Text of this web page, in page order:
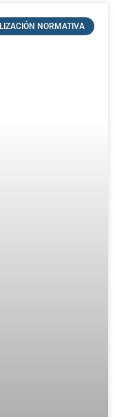
NORMATIVA